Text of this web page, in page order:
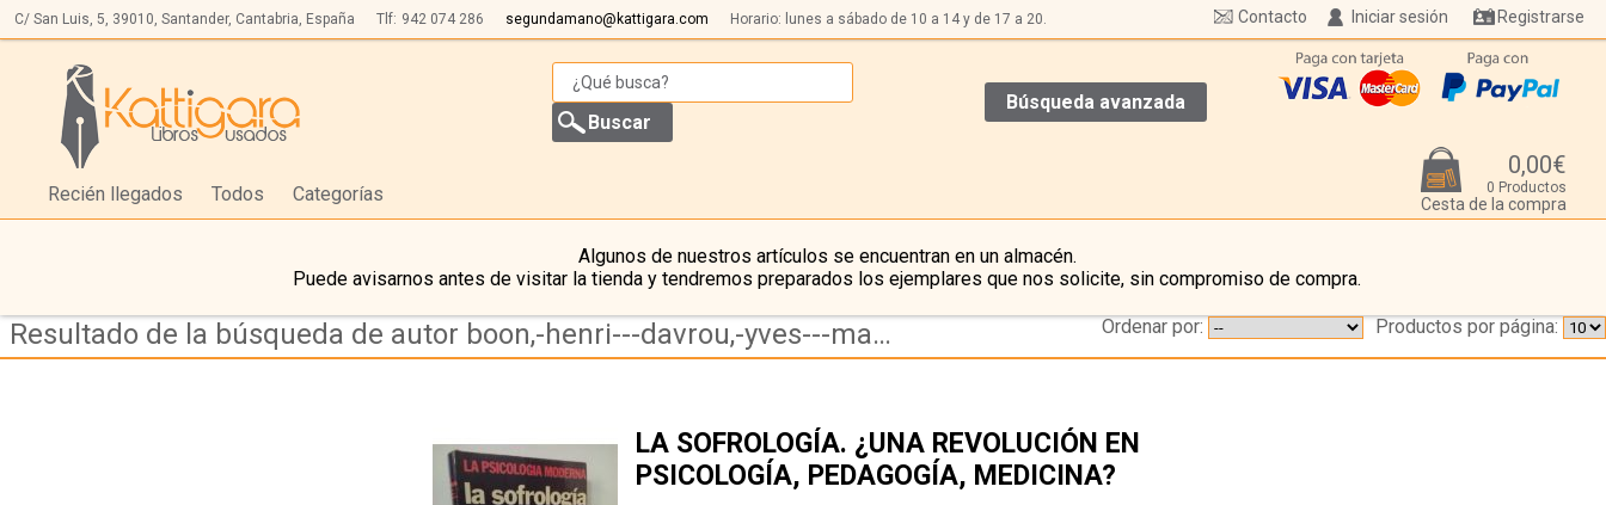
C/ San Luis, 5, 39010, Santander, Cantabria, España Tlf: 942 074 286 segundamano@kattigara.com Horario: lunes a sábado de 10 a 14 y de 17 a 20. Iniciar sesión Registrarse
Contacto
Búsqueda avanzada
Recién llegados Todos Categorías
0,00€
0 Productos
Cesta de la compra
Algunos de nuestros artículos se encuentran en un almacén.
Puede avisarnos antes de visitar la tienda y tendremos preparados los ejemplares que nos solicite, sin compromiso de compra.
Resultado de la búsqueda de autor boon,-henri---davrou,-yves---macquet,-jean-claude Productos por página:
Ordenar por:
LA SOFROLOGÍA. ¿UNA REVOLUCIÓN EN
PSICOLOGÍA, PEDAGOGÍA, MEDICINA?